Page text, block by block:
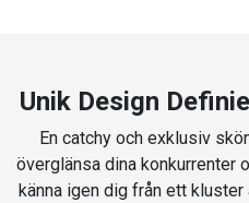
Unik Design
En catchy och exklusiv
överglänsa dina konkurrenter
känna igen dig från ett